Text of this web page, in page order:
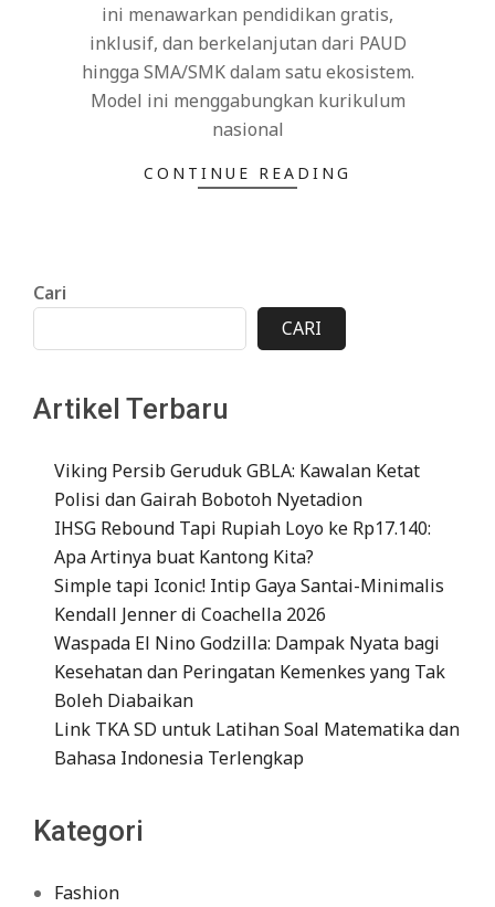
ini menawarkan pendidikan gratis,
inklusif, dan berkelanjutan dari PAUD
hingga SMA/SMK dalam satu ekosistem.
Model ini menggabungkan kurikulum
nasional
CONTINUE READING
Cari
CARI
Artikel Terbaru
Viking Persib Geruduk GBLA: Kawalan Ketat
Polisi dan Gairah Bobotoh Nyetadion
IHSG Rebound Tapi Rupiah Loyo ke Rp17.140:
Apa Artinya buat Kantong Kita?
Simple tapi Iconic! Intip Gaya Santai-Minimalis
Kendall Jenner di Coachella 2026
Waspada El Nino Godzilla: Dampak Nyata bagi
Kesehatan dan Peringatan Kemenkes yang Tak
Boleh Diabaikan
Link TKA SD untuk Latihan Soal Matematika dan
Bahasa Indonesia Terlengkap
Kategori
Fashion